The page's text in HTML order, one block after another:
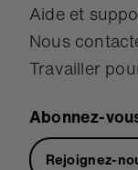
Aide et
Nous
Travailler
Abonnez-
Rejoignez-